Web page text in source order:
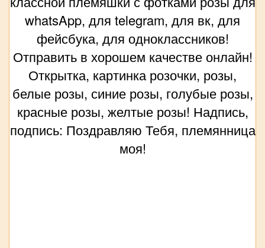
whatsApp, для telegram, для вк, для
фейсбука, для одноклассников!
Отправить в хорошем качестве онлайн!
Открытка, картинка розочки, розы,
белые розы, синие розы, голубые розы,
красные розы, желтые розы! Надпись,
подпись: Поздравляю Тебя, племянница
моя!